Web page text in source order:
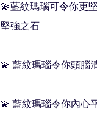
💫藍紋瑪瑙可令你更
堅強之石
💫 藍紋瑪瑙令你頭腦
💫 藍紋瑪瑙令你內心